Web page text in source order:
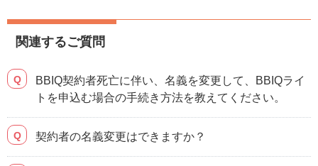
関連するご質問
BBIQ契約者死亡に伴い、名義を変更して、BBIQライ
トを申込む場合の手続き方法を教えてください。
契約者の名義変更はできますか？